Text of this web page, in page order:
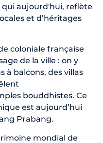
qui aujourd'hui, reflète
et d’héritages
coloniale française
de la ville : on y
à balcons, des villas
bouddhistes. Ce
est aujourd’hui
Prabang.
mondial de